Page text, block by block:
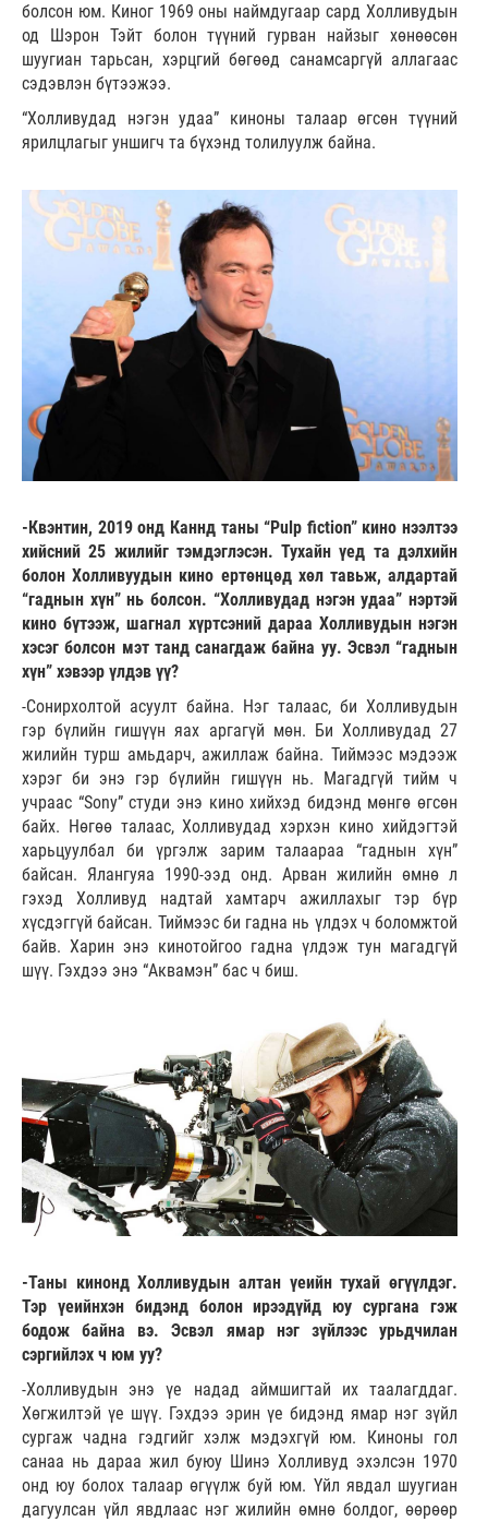
болсон юм. Киног 1969 оны наймдугаар сард Холливудын
од Шэрон Тэйт болон түүний гурван найзыг хөнөөсөн
шуугиан тарьсан, хэрцгий бөгөөд санамсаргүй аллагаас
сэдэвлэн бүтээжээ.
“Холливудад нэгэн удаа” киноны талаар өгсөн түүний
ярилцлагыг уншигч та бүхэнд толилуулж байна.
-Квэнтин, 2019 онд Каннд таны “Pulp fiction” кино нээлтээ
хийсний 25 жилийг тэмдэглэсэн. Тухайн үед та дэлхийн
болон Холливуудын кино ертөнцөд хөл тавьж, алдартай
“гаднын хүн” нь болсон. “Холливудад нэгэн удаа” нэртэй
кино бүтээж, шагнал хүртсэний дараа Холливудын нэгэн
хэсэг болсон мэт танд санагдаж байна уу. Эсвэл “гаднын
хүн” хэвээр үлдэв үү?
-Сонирхолтой асуулт байна. Нэг талаас, би Холливудын
гэр бүлийн гишүүн яах аргагүй мөн. Би Холливудад 27
жилийн турш амьдарч, ажиллаж байна. Тиймээс мэдээж
хэрэг би энэ гэр бүлийн гишүүн нь. Магадгүй тийм ч
учраас “Sony” студи энэ кино хийхэд бидэнд мөнгө өгсөн
байх. Нөгөө талаас, Холливудад хэрхэн кино хийдэгтэй
харьцуулбал би үргэлж зарим талаараа “гаднын хүн”
байсан. Ялангуяа 1990-ээд онд. Арван жилийн өмнө л
гэхэд Холливуд надтай хамтарч ажиллахыг тэр бүр
хүсдэггүй байсан. Тиймээс би гадна нь үлдэх ч боломжтой
байв. Харин энэ кинотойгоо гадна үлдэж тун магадгүй
шүү. Гэхдээ энэ “Аквамэн” бас ч биш.
-Таны кинонд Холливудын алтан үеийн тухай өгүүлдэг.
Тэр үеийнхэн бидэнд болон ирээдүйд юу сургана гэж
бодож байна вэ. Эсвэл ямар нэг зүйлээс урьдчилан
сэргийлэх ч юм уу?
-Холливудын энэ үе надад аймшигтай их таалагддаг.
Хөгжилтэй үе шүү. Гэхдээ эрин үе бидэнд ямар нэг зүйл
сургаж чадна гэдгийг хэлж мэдэхгүй юм. Киноны гол
санаа нь дараа жил буюу Шинэ Холливуд эхэлсэн 1970
онд юу болох талаар өгүүлж буй юм. Үйл явдал шуугиан
дагуулсан үйл явдлаас нэг жилийн өмнө болдог, өөрөөр